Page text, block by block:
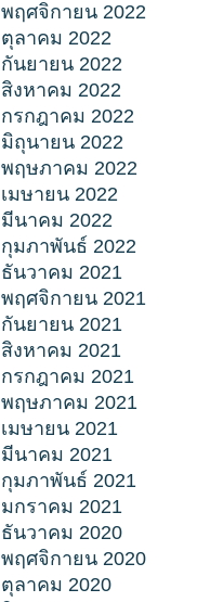
พฤศจิกายน 2022
ตุลาคม 2022
กันยายน 2022
สิงหาคม 2022
กรกฎาคม 2022
มิถุนายน 2022
พฤษภาคม 2022
เมษายน 2022
มีนาคม 2022
กุมภาพันธ์ 2022
ธันวาคม 2021
พฤศจิกายน 2021
กันยายน 2021
สิงหาคม 2021
กรกฎาคม 2021
พฤษภาคม 2021
เมษายน 2021
มีนาคม 2021
กุมภาพันธ์ 2021
มกราคม 2021
ธันวาคม 2020
พฤศจิกายน 2020
ตุลาคม 2020